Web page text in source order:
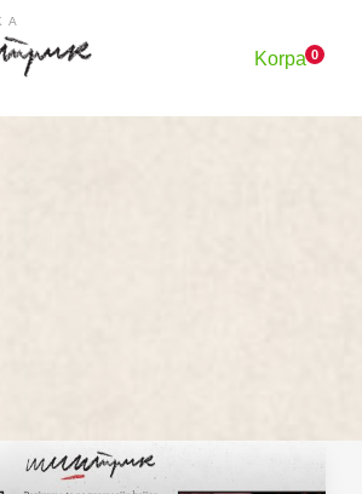
Korpa0